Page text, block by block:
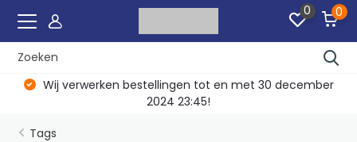
0 0
Wij verwerken bestellingen tot en met 30 december
2024 23:45!
Tags